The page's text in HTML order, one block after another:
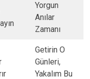
​Yorgun
Anılar
Zamanı
​Getirin O
Günleri,
Yakalım Bu